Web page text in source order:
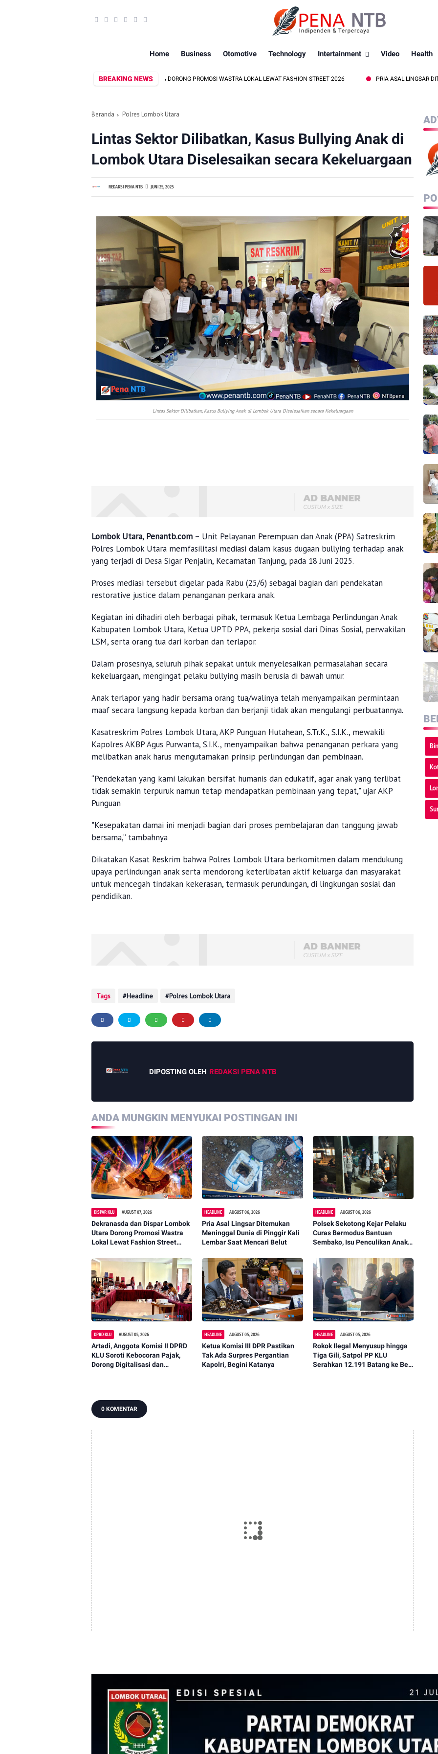
Home Business Otomotive Technology Intertainment Video Health
BREAKING NEWS
DEKRANASDA DAN DISPAR LOMBOK UTARA DORONG PROMOSI WASTRA LOKAL LEWAT FASHION STREET 2026 PRIA ASAL LINGSAR DITEMUKAN
Beranda Polres Lombok Utara
Lintas Sektor Dilibatkan, Kasus Bullying Anak di
Lombok Utara Diselesaikan secara Kekeluargaan
REDAKSI PENA NTB JUNI 25, 2025
Lintas Sektor Dilibatkan, Kasus Bullying Anak di Lombok Utara Diselesaikan secara Kekeluargaan
Lombok Utara, Penantb.com – Unit Pelayanan Perempuan dan Anak (PPA) Satreskrim
Polres Lombok Utara memfasilitasi mediasi dalam kasus dugaan bullying terhadap anak
yang terjadi di Desa Sigar Penjalin, Kecamatan Tanjung, pada 18 Juni 2025.
Proses mediasi tersebut digelar pada Rabu (25/6) sebagai bagian dari pendekatan
restorative justice dalam penanganan perkara anak.
Kegiatan ini dihadiri oleh berbagai pihak, termasuk Ketua Lembaga Perlindungan Anak
Kabupaten Lombok Utara, Ketua UPTD PPA, pekerja sosial dari Dinas Sosial, perwakilan
LSM, serta orang tua dari korban dan terlapor.
Dalam prosesnya, seluruh pihak sepakat untuk menyelesaikan permasalahan secara
kekeluargaan, mengingat pelaku bullying masih berusia di bawah umur.
Anak terlapor yang hadir bersama orang tua/walinya telah menyampaikan permintaan
maaf secara langsung kepada korban dan berjanji tidak akan mengulangi perbuatannya.
Kasatreskrim Polres Lombok Utara, AKP Punguan Hutahean, S.Tr.K., S.I.K., mewakili
Kapolres AKBP Agus Purwanta, S.I.K., menyampaikan bahwa penanganan perkara yang
melibatkan anak harus mengutamakan prinsip perlindungan dan pembinaan.
“Pendekatan yang kami lakukan bersifat humanis dan edukatif, agar anak yang terlibat
tidak semakin terpuruk namun tetap mendapatkan pembinaan yang tepat," ujar AKP
Punguan
"Kesepakatan damai ini menjadi bagian dari proses pembelajaran dan tanggung jawab
bersama,” tambahnya
Dikatakan Kasat Reskrim bahwa Polres Lombok Utara berkomitmen dalam mendukung
upaya perlindungan anak serta mendorong keterlibatan aktif keluarga dan masyarakat
untuk mencegah tindakan kekerasan, termasuk perundungan, di lingkungan sosial dan
pendidikan.
Tags Headline Polres Lombok Utara
DIPOSTING OLEH REDAKSI PENA NTB
ANDA MUNGKIN MENYUKAI POSTINGAN INI
DISPAR KLU AUGUST 07, 2026
Dekranasda dan Dispar Lombok
Utara Dorong Promosi Wastra
Lokal Lewat Fashion Street
HEADLINE AUGUST 06, 2026
Pria Asal Lingsar Ditemukan
Meninggal Dunia di Pinggir Kali
Lembar Saat Mencari Belut
HEADLINE AUGUST 06, 2026
Polsek Sekotong Kejar Pelaku
Curas Bermodus Bantuan
Sembako, Isu Penculikan Anak
DPRD KLU AUGUST 05, 2026
Artadi, Anggota Komisi II DPRD
KLU Soroti Kebocoran Pajak,
Dorong Digitalisasi dan
HEADLINE AUGUST 05, 2026
Ketua Komisi III DPR Pastikan
Tak Ada Surpres Pergantian
Kapolri, Begini Katanya
HEADLINE AUGUST 05, 2026
Rokok Ilegal Menyusup hingga
Tiga Gili, Satpol PP KLU
Serahkan 12.191 Batang ke Bea
0 KOMENTAR